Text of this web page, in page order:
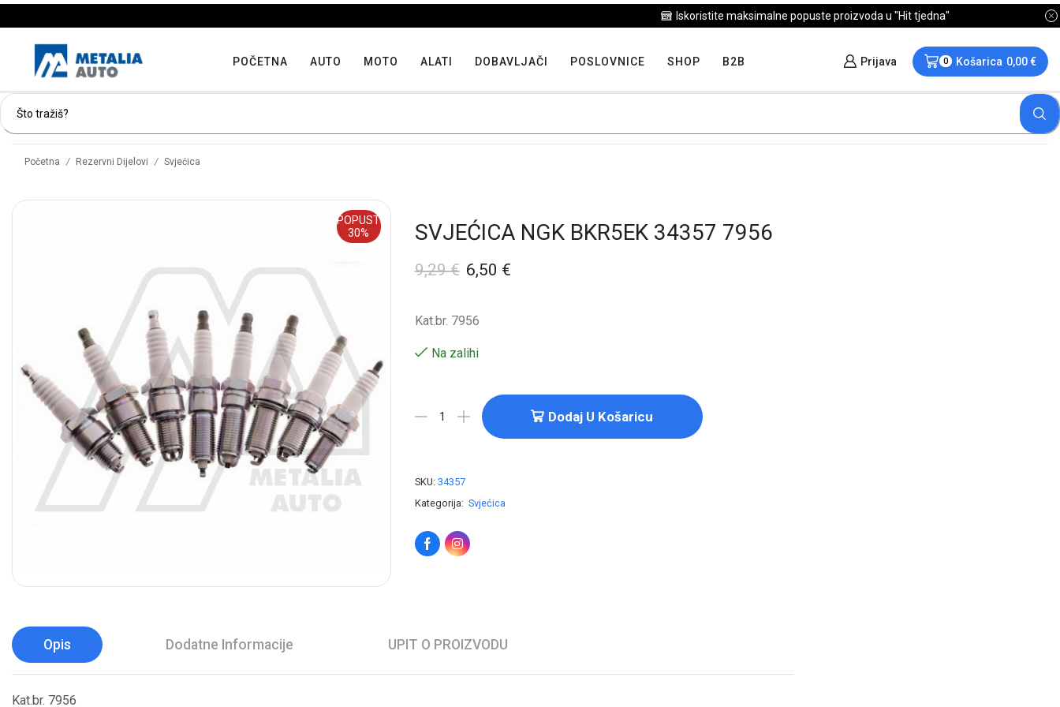
Iskoristite maksimalne popuste proizvoda u "Hit tjedna"
POČETNA AUTO MOTO ALATI DOBAVLJAČI POSLOVNICE SHOP B2B Prijava 0 Košarica 0,00€
Početna / Rezervni Dijelovi / Svjećica
POPUST
30%
SVJEĆICA NGK BKR5EK 34357 7956
9,29€ 6,50 €
Kat.br. 7956
Na zalihi
Dodaj U Košaricu
SKU: 34357
Kategorija: Svjećica
Opis Dodatne Informacije UPIT O PROIZVODU
Kat.br. 7956